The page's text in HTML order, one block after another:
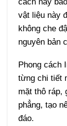
vật liệu này
không che
nguyên bản
Phong cách
từng chi tiết
mặt thô ráp,
phẳng, tạo
đáo.